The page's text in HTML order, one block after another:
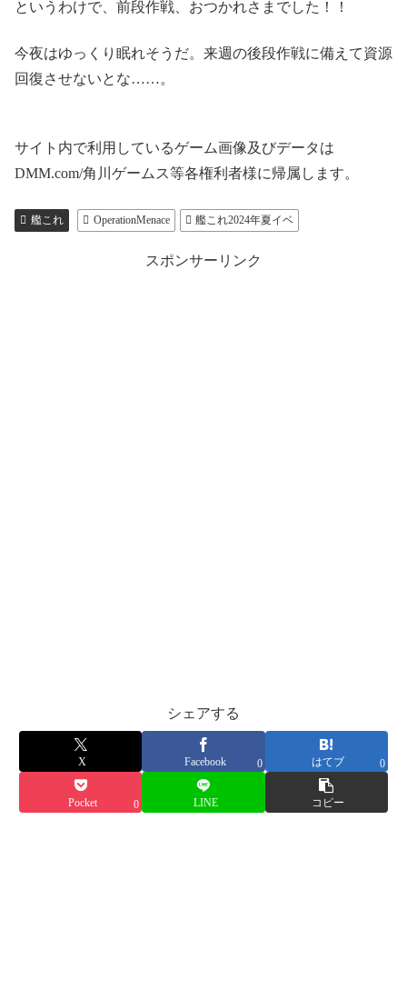
というわけで、前段作戦、おつかれさまでした！！
今夜はゆっくり眠れそうだ。来週の後段作戦に備えて資源
回復させないとな……。
サイト内で利用しているゲーム画像及びデータは
DMM.com/角川ゲームス等各権利者様に帰属します。
艦これ OperationMenace 艦これ2024年夏イベ
スポンサーリンク
シェアする
X Facebook 0 はてブ 0
Pocket 0 LINE コピー